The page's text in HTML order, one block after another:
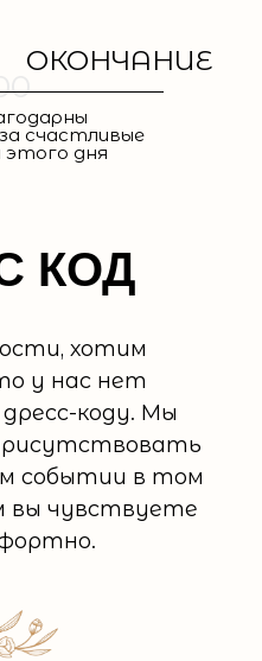
ОКОНЧАНИЕ
счастливые
дня
КОД
хотим
у нас нет
коду. Мы
событии в том
вы чувствуете